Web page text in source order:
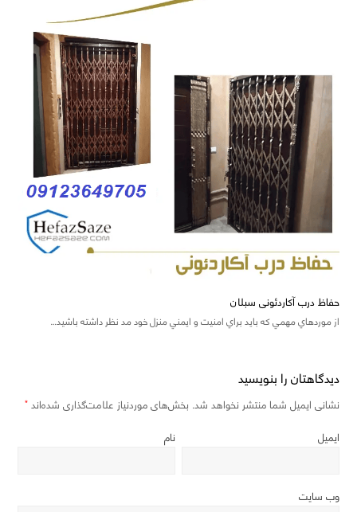
حفاظ درب آکاردئونی سبلان
از موردهاي مهمي که بايد براي امنيت و ايمني منزل خود مد نظر داشته باشيد…
دیدگاهتان را بنویسید
نشانی ایمیل شما منتشر نخواهد شد. بخش‌های موردنیاز علامت‌گذاری شده‌اند*
نام ایمیل
وب‌ سایت